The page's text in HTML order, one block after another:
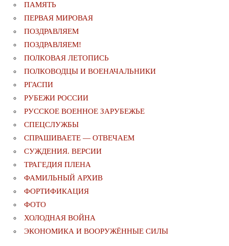
ПАМЯТЬ
ПЕРВАЯ МИРОВАЯ
ПОЗДРАВЛЯЕМ
ПОЗДРАВЛЯЕМ!
ПОЛКОВАЯ ЛЕТОПИСЬ
ПОЛКОВОДЦЫ И ВОЕНАЧАЛЬНИКИ
РГАСПИ
РУБЕЖИ РОССИИ
РУССКОЕ ВОЕННОЕ ЗАРУБЕЖЬЕ
СПЕЦСЛУЖБЫ
СПРАШИВАЕТЕ — ОТВЕЧАЕМ
СУЖДЕНИЯ. ВЕРСИИ
ТРАГЕДИЯ ПЛЕНА
ФАМИЛЬНЫЙ АРХИВ
ФОРТИФИКАЦИЯ
ФОТО
ХОЛОДНАЯ ВОЙНА
ЭКОНОМИКА И ВООРУЖЁННЫЕ СИЛЫ